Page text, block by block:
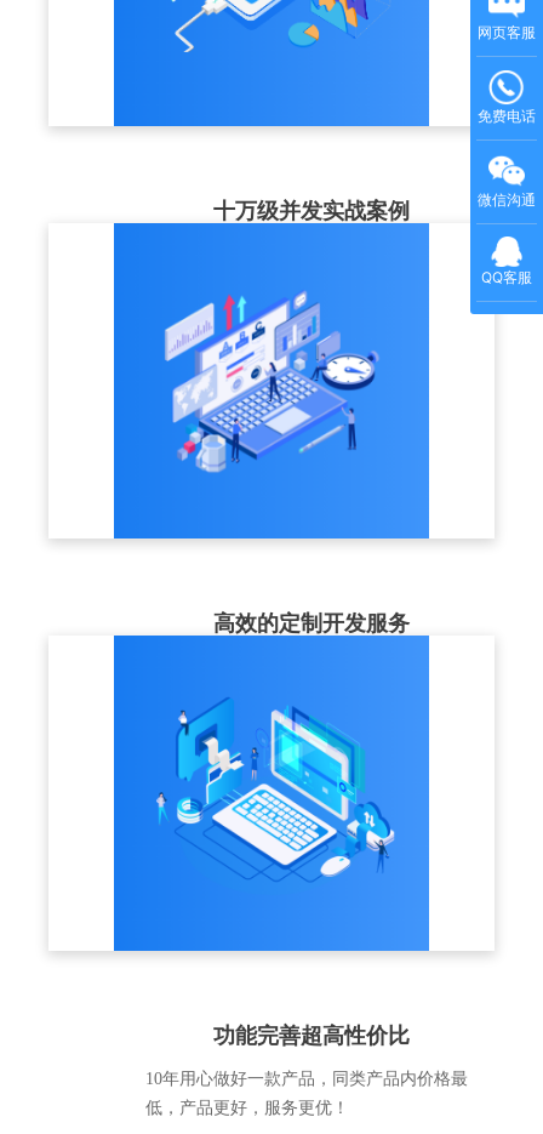
十万级并发实战案例
稳定保驾护航。
高效的定制开发服务
户的业务需求，以标准版产品为基础，提供
个性化解决方案和定制化开发服务
功能完善超高性价比
10年用心做好一款产品，同类产品内价格最
低，产品更好，服务更优！
网页客服
免费电话
微信沟通
QQ客服